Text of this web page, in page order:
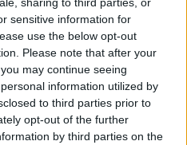
sensitive information for
use the below opt-out
Please note that after your
may continue seeing
information utilized by
to third parties prior to
opt-out of the further
by third parties on the
dar vienas įsikūnijimų
pasirodymas buvo iš
Krysko-Skambinė
lietuviškosios
ir įkūnyjo scenos
Pasirodymui